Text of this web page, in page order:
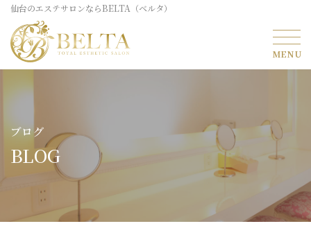
仙台のエステサロンならBELTA（ベルタ）
ブログ
BLOG